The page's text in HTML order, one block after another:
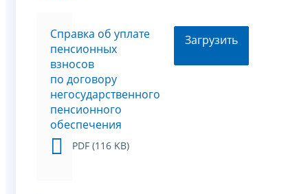
Cправка об уплате
пенсионных
взносов
по договору
негосударственного
пенсионного
обеспечения
PDF (116 KB)
Загрузить